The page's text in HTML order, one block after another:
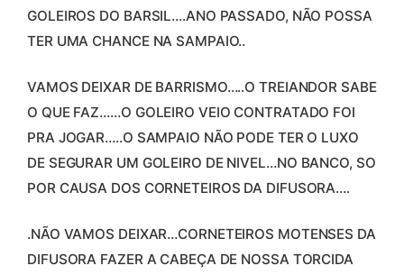
GOLEIROS DO BARSIL….ANO PASSADO, NÃO POSSA
TER UMA CHANCE NA SAMPAIO..
VAMOS DEIXAR DE BARRISMO…..O TREIANDOR SABE
O QUE FAZ……O GOLEIRO VEIO CONTRATADO FOI
PRA JOGAR…..O SAMPAIO NÃO PODE TER O LUXO
DE SEGURAR UM GOLEIRO DE NIVEL…NO BANCO, SO
POR CAUSA DOS CORNETEIROS DA DIFUSORA….
.NÃO VAMOS DEIXAR…CORNETEIROS MOTENSES DA
DIFUSORA FAZER A CABEÇA DE NOSSA TORCIDA